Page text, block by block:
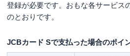
登録が必要です。おもな各サービス
のとおりです。
JCBカード Sで支払った場合のポイ